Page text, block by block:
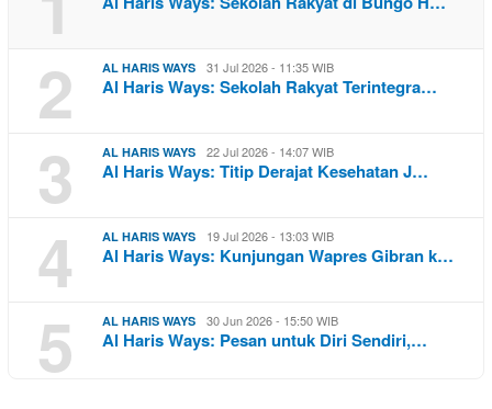
2 AL HARIS WAYS 31 Jul 2026 - 11:35 WIB
Al Haris Ways: Sekolah Rakyat Terintegra…
3 AL HARIS WAYS 22 Jul 2026 - 14:07 WIB
Al Haris Ways: Titip Derajat Kesehatan J…
4 AL HARIS WAYS 19 Jul 2026 - 13:03 WIB
Al Haris Ways: Kunjungan Wapres Gibran k…
5 AL HARIS WAYS 30 Jun 2026 - 15:50 WIB
Al Haris Ways: Pesan untuk Diri Sendiri,…